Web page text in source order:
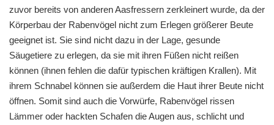
zuvor bereits von anderen Aasfressern zerkleinert wurde, da der
Körperbau der Rabenvögel nicht zum Erlegen größerer Beute
geeignet ist. Sie sind nicht dazu in der Lage, gesunde
Säugetiere zu erlegen, da sie mit ihren Füßen nicht reißen
können (ihnen fehlen die dafür typischen kräftigen Krallen). Mit
ihrem Schnabel können sie außerdem die Haut ihrer Beute nicht
öffnen. Somit sind auch die Vorwürfe, Rabenvögel rissen
Lämmer oder hackten Schafen die Augen aus, schlicht und